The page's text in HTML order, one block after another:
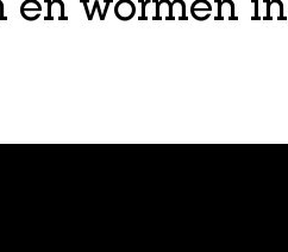
en wormen in